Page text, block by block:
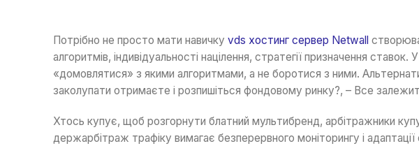
Потрібно не просто мати навичку vds хостинг сервер Netwall
алгоритмів, індивідуальності націлення, стратегії призначення
«домовлятися» з якими алгоритмами, а не боротися з ними.
заколупати отримаєте і розпишіться фондовому ринку?, – Все
Хтось купує, щоб розгорнути блатний мультибренд, арбітражники
держарбітраж трафіку вимагає безперервного моніторингу і